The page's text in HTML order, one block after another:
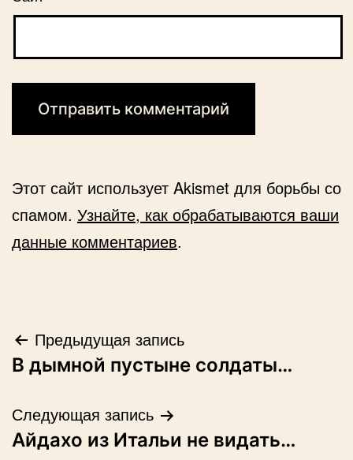
Этот сайт использует Akismet для борьбы со
спамом. Узнайте, как обрабатываются ваши
данные комментариев.
Навигация
по
записям
Предыдущая запись
В дымной пустыне солдаты…
Следующая запись
Айдахо из Итальи не видать…